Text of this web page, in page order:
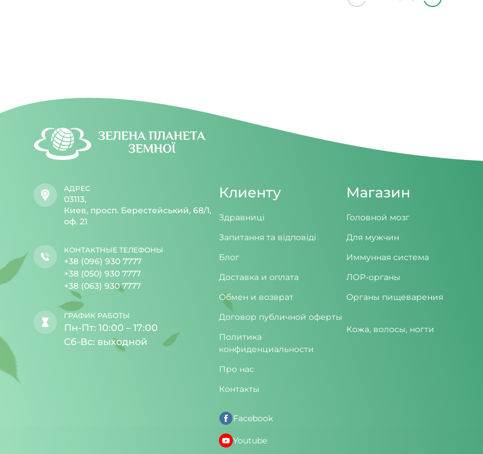
АДРЕС
03113,
Киев, просп. Берестейський, 68/1,
оф. 21
КОНТАКТНЫЕ ТЕЛЕФОНЫ
+38 (096) 930 7777
+38 (050) 930 7777
+38 (063) 930 7777
ГРАФИК РАБОТЫ
Пн-Пт: 10:00 – 17:00
Сб-Вс: выходной
Клиенту
Здравниці
Запитання та відповіді
Блог
Доставка и оплата
Обмен и возврат
Договор публичной оферты
Политика
конфиденциальности
Про нас
Контакты
Facebook
Youtube
Магазин
Головной мозг
Для мужчин
Иммунная система
ЛОР-органы
Органы пищеварения
Кожа, волосы, ногти